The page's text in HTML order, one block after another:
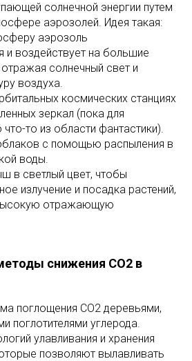
солнечной энергии путем
аэрозолей. Идея такая:
аэрозоль
и воздействует на большие
солнечный свет и
воздуха.
космических станциях
зеркал (пока для
что-то из области фантастики).
с помощью распыления в
воды.
в светлый цвет, чтобы
излучение и посадка растений,
отражающую
снижения CO2 в
поглощения CO2 деревьями,
поглотителями углерода.
улавливания и хранения
позволяют вылавливать